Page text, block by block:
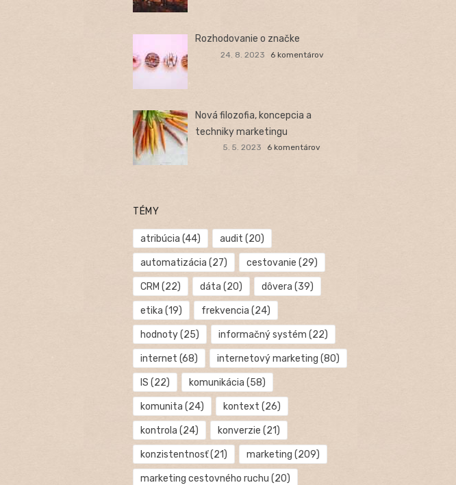
Rozhodovanie o značke
24. 8. 2023 6 komentárov
Nová filozofia, koncepcia a
techniky marketingu
5. 5. 2023 6 komentárov
TÉMY
atribúcia (44) audit (20)
automatizácia (27) cestovanie (29)
CRM (22) dáta (20) dôvera (39)
etika (19) frekvencia (24)
hodnoty(25) informačný systém (22)
internet (68) internetový marketing (80)
IS (22) komunikácia (58)
komunita (24) kontext (26)
kontrola (24) konverzie (21)
konzistentnosť(21) marketing (209)
marketing cestovného ruchu (20)